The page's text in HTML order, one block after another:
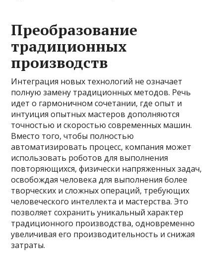
Преобразование
традиционных
производств
Интеграция новых технологий не означает
полную замену традиционных методов. Речь
идет о гармоничном сочетании, где опыт и
интуиция опытных мастеров дополняются
точностью и скоростью современных машин.
Вместо того, чтобы полностью
автоматизировать процесс, компания может
использовать роботов для выполнения
повторяющихся, физически напряженных задач,
освобождая человека для выполнения более
творческих и сложных операций, требующих
человеческого интеллекта и мастерства. Это
позволяет сохранить уникальный характер
традиционного производства, одновременно
увеличивая его производительность и снижая
затраты.